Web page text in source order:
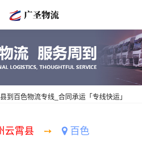
到百色物流专线_合同承运「专线快运」
云霄县 ➙ 百色